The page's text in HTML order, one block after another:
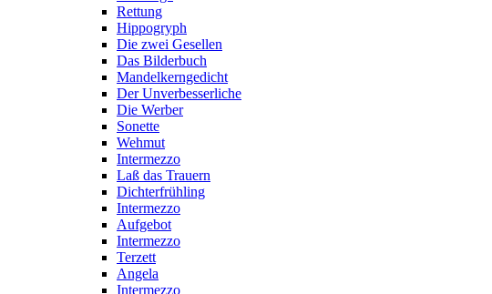
Rettung
Hippogryph
Die zwei Gesellen
Das Bilderbuch
Mandelkerngedicht
Der Unverbesserliche
Die Werber
Sonette
Wehmut
Intermezzo
Laß das Trauern
Dichterfrühling
Intermezzo
Aufgebot
Intermezzo
Terzett
Angela
Intermezzo